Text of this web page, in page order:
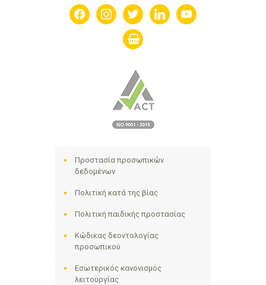
facebookinstagramtwitter linkedin youtube
shopping-
basket
Προστασία προσωπικών
δεδομένων
Πολιτική κατά της βίας
Πολιτική παιδικής προστασίας
Κώδικας δεοντολογίας
προσωπικού
Εσωτερικός κανονισμός
λειτουργίας